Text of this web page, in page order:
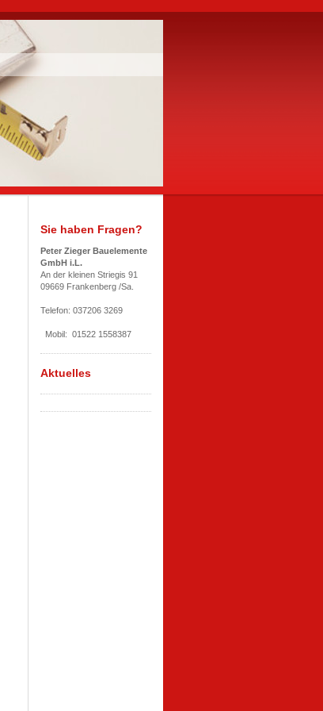
Sie haben Fragen?
Peter Zieger Bauelemente
GmbH i.L.
An der kleinen Striegis 91
09669 Frankenberg /Sa.
Telefon: 037206 3269
Mobil: 01522 1558387
Aktuelles